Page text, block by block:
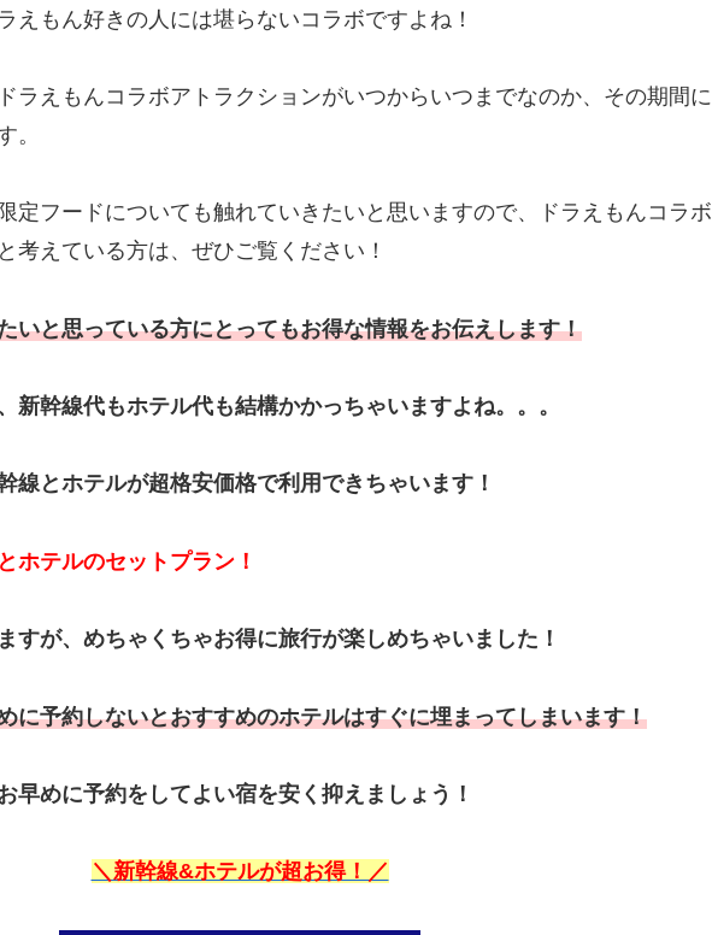
えもん好きの人には堪らないコラボですよね！
ラえもんコラボアトラクションがいつからいつまでなのか、その期間に
。
定フードについても触れていきたいと思いますので、ドラえもんコラボ
考えている方は、ぜひご覧ください！
いと思っている方にとってもお得な情報をお伝えします！
新幹線代もホテル代も結構かかっちゃいますよね。。。
線とホテルが超格安価格で利用できちゃいます！
ホテルのセットプラン！
すが、めちゃくちゃお得に旅行が楽しめちゃいました！
に予約しないとおすすめのホテルはすぐに埋まってしまいます！
早めに予約をしてよい宿を安く抑えましょう！
＼新幹線&ホテルが超お得！／